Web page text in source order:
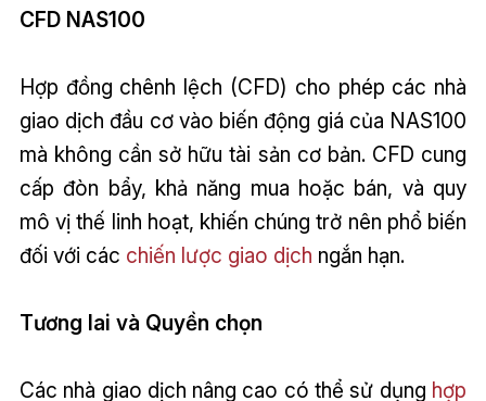
CFD NAS100
Hợp đồng chênh lệch (CFD) cho phép các nhà
giao dịch đầu cơ vào biến động giá của NAS100
mà không cần sở hữu tài sản cơ bản. CFD cung
cấp đòn bẩy, khả năng mua hoặc bán, và quy
mô vị thế linh hoạt, khiến chúng trở nên phổ biến
đối với các chiến lược giao dịch ngắn hạn.
Tương lai và Quyền chọn
Các nhà giao dịch nâng cao có thể sử dụng hợp